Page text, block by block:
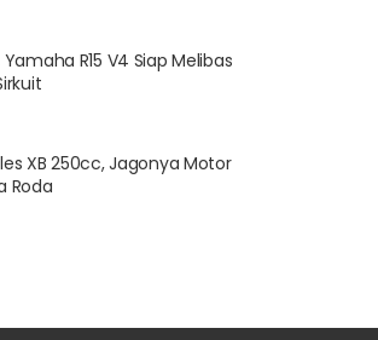
Yamaha R15 V4 Siap Melibas
XB 250cc, Jagonya Motor
Roda